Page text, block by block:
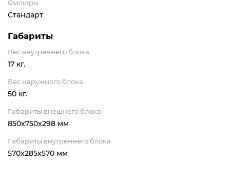
Фильтры
Стандарт
Габариты
Вес внутреннего блока
17 кг.
Вес наружного блока
50 кг.
Габариты внешнего блока
850x750x298 мм
Габариты внутреннего блока
570x285x570 мм